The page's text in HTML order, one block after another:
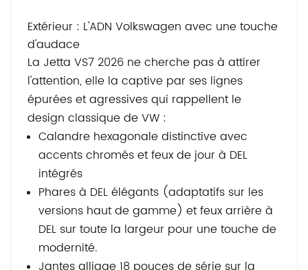
Extérieur : L'ADN Volkswagen avec une touche
d'audace
La Jetta VS7 2026 ne cherche pas à attirer
l'attention, elle la captive par ses lignes
épurées et agressives qui rappellent le
design classique de VW :
Calandre hexagonale distinctive avec
accents chromés et feux de jour à DEL
intégrés
Phares à DEL élégants (adaptatifs sur les
versions haut de gamme) et feux arrière à
DEL sur toute la largeur pour une touche de
modernité.